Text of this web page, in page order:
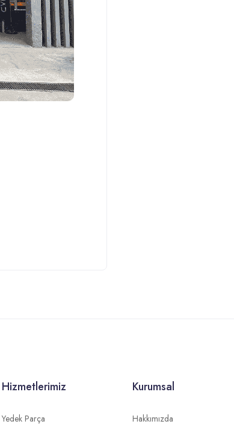
Hizmetlerimiz
Yedek Parça
Kurumsal
Hakkımızda